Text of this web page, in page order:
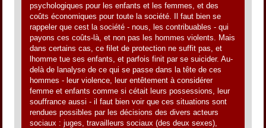
psychologiques pour les enfants et les femmes, et des
coûts économiques pour toute la société. Il faut bien se
rappeler que cest la société - nous, les contribuables - qui
payons ces coûts-là, et non pas les hommes violents. Mais
dans certains cas, ce filet de protection ne suffit pas, et
lhomme tue ses enfants, et parfois finit par se suicider. Au-
delà de lanalyse de ce qui se passe dans la tête de ces
hommes - leur violence, leur entêtement à considérer
femme et enfants comme si cétait leurs possessions, leur
souffrance aussi - il faut bien voir que ces situations sont
rendues possibles par les décisions des divers acteurs
sociaux : juges, travailleurs sociaux (des deux sexes),